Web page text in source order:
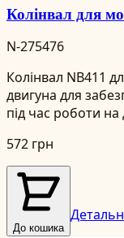
Колінвал для
N-275476
Колінвал NB411
двигуна для
під час роботи на
572 грн
До кошика